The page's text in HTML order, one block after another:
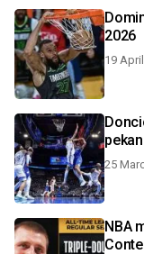
2026
19
25
NBA